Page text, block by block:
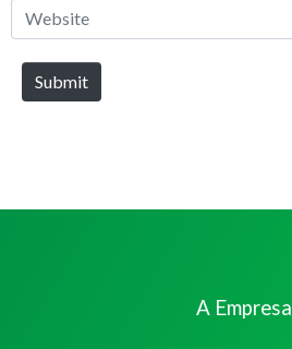
Website
Submit
A Empresa